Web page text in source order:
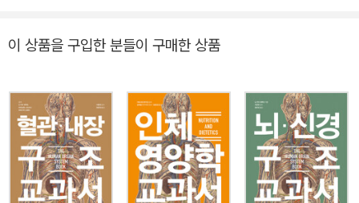
색, 거미막밑출혈 등이 이에 속한다. 이 질병들은 대개 갑자기 발병하
하면 뇌손상을 일으킬 위험이 있다. 생명을 구했다 하더라도 이처럼
뇌조직이 손상되면 운동마비나 감각 장애, 언어 장애 등의 후유증이
남아 일상생활이 원활할 수 없어진다. 이러한 뇌 신경계 질환들은 주
로 노령, 흡연, 음주, 당뇨병 등이 원인이며, 특히 50~60대에 많이
발병한다. ‘늙으면 자연스럽게 여기저기 아픈 것’이라고들 하지만, 그
이 상품을 구입한 분들이 구매한 상품